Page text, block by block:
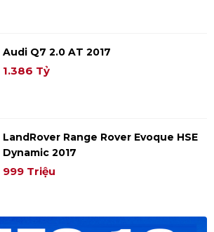
Audi Q7 2.0 AT 2017
1.386 Tỷ
LandRover Range Rover Evoque HSE
Dynamic 2017
999 Triệu